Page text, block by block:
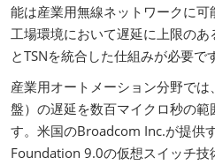
能は産業用無線ネットワークに
工場環境において遅延に上限の
とTSNを統合した仕組みが必要で
産業用オートメーション分野で
盤）の遅延を数百マイクロ秒の
す。米国のBroadcom Inc.が提供
Foundation 9.0の仮想スイッチ技